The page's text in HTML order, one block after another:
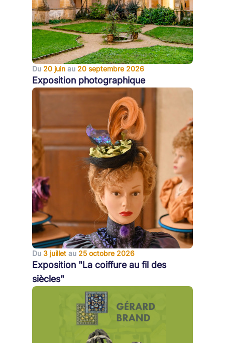
Du 20 juin au 20 septembre 2026
Exposition photographique
Du 3 juillet au 25 octobre 2026
Exposition "La coiffure au fil des
siècles"